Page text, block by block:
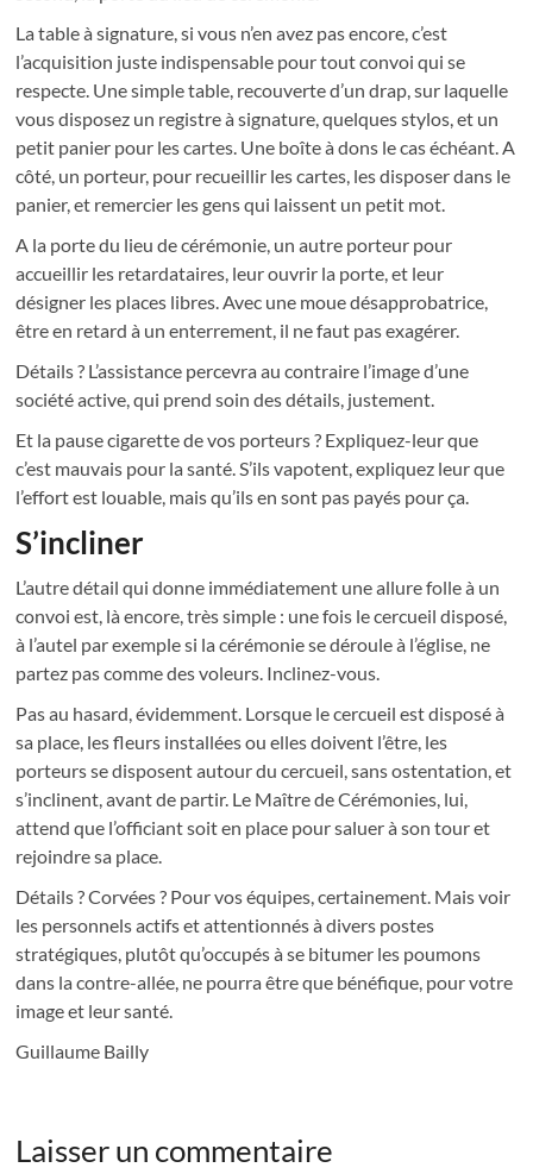
La table à signature, si vous n’en avez pas encore, c’est
l’acquisition juste indispensable pour tout convoi qui se
respecte. Une simple table, recouverte d’un drap, sur laquelle
vous disposez un registre à signature, quelques stylos, et un
petit panier pour les cartes. Une boîte à dons le cas échéant. A
côté, un porteur, pour recueillir les cartes, les disposer dans le
panier, et remercier les gens qui laissent un petit mot.
A la porte du lieu de cérémonie, un autre porteur pour
accueillir les retardataires, leur ouvrir la porte, et leur
désigner les places libres. Avec une moue désapprobatrice,
être en retard à un enterrement, il ne faut pas exagérer.
Détails ? L’assistance percevra au contraire l’image d’une
société active, qui prend soin des détails, justement.
Et la pause cigarette de vos porteurs ? Expliquez-leur que
c’est mauvais pour la santé. S’ils vapotent, expliquez leur que
l’effort est louable, mais qu’ils en sont pas payés pour ça.
S’incliner
L’autre détail qui donne immédiatement une allure folle à un
convoi est, là encore, très simple : une fois le cercueil disposé,
à l’autel par exemple si la cérémonie se déroule à l’église, ne
partez pas comme des voleurs. Inclinez-vous.
Pas au hasard, évidemment. Lorsque le cercueil est disposé à
sa place, les fleurs installées ou elles doivent l’être, les
porteurs se disposent autour du cercueil, sans ostentation, et
s’inclinent, avant de partir. Le Maître de Cérémonies, lui,
attend que l’officiant soit en place pour saluer à son tour et
rejoindre sa place.
Détails ? Corvées ? Pour vos équipes, certainement. Mais voir
les personnels actifs et attentionnés à divers postes
stratégiques, plutôt qu’occupés à se bitumer les poumons
dans la contre-allée, ne pourra être que bénéfique, pour votre
image et leur santé.
Guillaume Bailly
Laisser un commentaire